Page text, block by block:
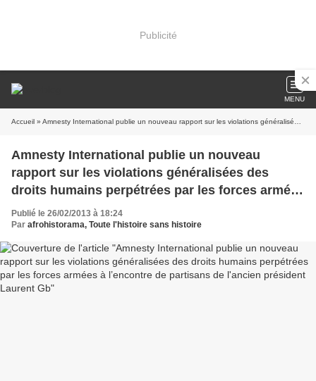
Publicité
MENU
Accueil » Amnesty International publie un nouveau rapport sur les violations généralisées des droits humains perpétrées par les forces armées à l’encontre de partisans de l'ancien président Laurent Gb
Amnesty International publie un nouveau
rapport sur les violations généralisées des
droits humains perpétrées par les forces armées
à l’encontre de partisans de l'ancien président
Laurent Gb
Publié le 26/02/2013 à 18:24
Par afrohistorama, Toute l'histoire sans histoire